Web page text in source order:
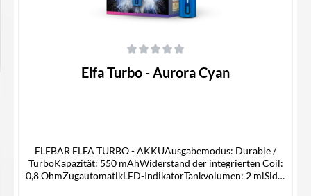
Elfa Turbo - Aurora Cyan
ELFBAR ELFA TURBO - AKKUAusgabemodus: Durable /
TurboKapazität: 550 mAhWiderstand der integrierten Coil:
0,8 OhmZugautomatikLED-IndikatorTankvolumen: 2 mlSide-